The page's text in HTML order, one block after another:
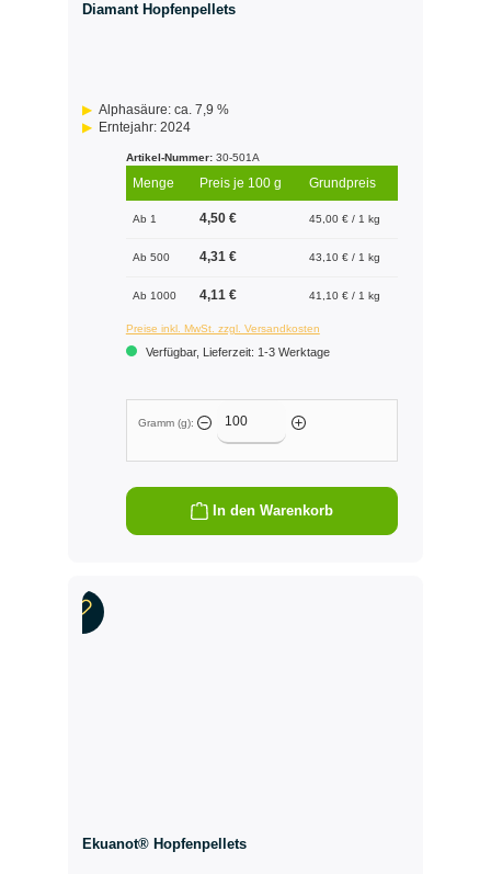
Diamant Hopfenpellets
Alphasäure: ca. 7,9 %
Erntejahr: 2024
Artikel-Nummer: 30-501A
Menge Preis je 100 g Grundpreis
Ab 1 4,50 € 45,00 € / 1 kg
Ab 500 4,31 € 43,10 € / 1 kg
Ab 1000 4,11 € 41,10 € / 1 kg
Preise inkl. MwSt. zzgl. Versandkosten
Verfügbar, Lieferzeit: 1-3 Werktage
Gramm (g):
In den Warenkorb
Ekuanot® Hopfenpellets